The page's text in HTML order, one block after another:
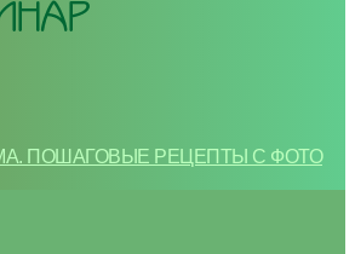
ПОШАГОВЫЕ РЕЦЕПТЫ С ФОТО